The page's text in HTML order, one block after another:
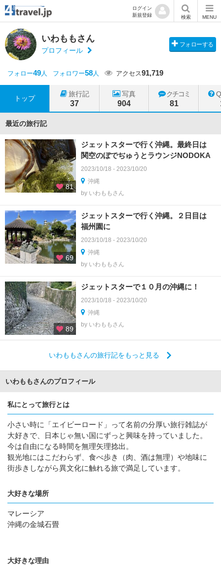
ログイン
新規登録
検索 MENU
いわももさん
プロフィール
フォローする
フォロー49人 フォロワー58人 アクセス91,719
トップ
旅行記
37
写真
904
クチコミ
81
最近の旅行記
81
ジェットスターで行く沖縄。最終日は
関空のぼでぢゅうとラウンジNODOKA
2023/10/18 - 2023/10/20
沖縄
by いわももさん
69
ジェットスターで行く沖縄。２日目は
福州園に
2023/10/18 - 2023/10/20
沖縄
by いわももさん
89
ジェットスターで１０月の沖縄に！
2023/10/18 - 2023/10/20
沖縄
by いわももさん
いわももさんの旅行記をもっと見る
いわももさんのプロフィール
私にとって旅行とは
小さい時に「エイビーロード」って名前の分厚い旅行雑誌が
大好きで、日本じゃ無い国にずっと興味を持っていました。
今は自由になる時間を無理矢理捻出。
観光地にはこだわらず、食べ歩き（肉、酒は無理）や地味に
街歩きしながら異文化に触れる旅で満足しています。
大好きな場所
マレーシア
沖縄の金城石畳
大好きな理由